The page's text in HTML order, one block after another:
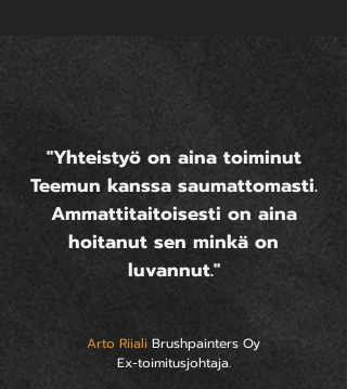
"Yhteistyö on aina toiminut
Teemun kanssa saumattomasti.
Ammattitaitoisesti on aina
hoitanut sen minkä on
luvannut."
Arto Riiali Brushpainters Oy
Ex-toimitusjohtaja.